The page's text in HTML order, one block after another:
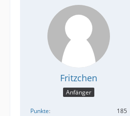
Fritzchen
Anfänger
Punkte
185